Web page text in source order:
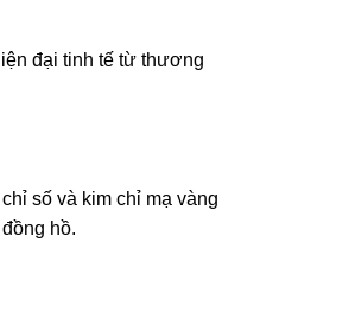
đại tinh tế từ thương
số và kim chỉ mạ vàng
hồ.